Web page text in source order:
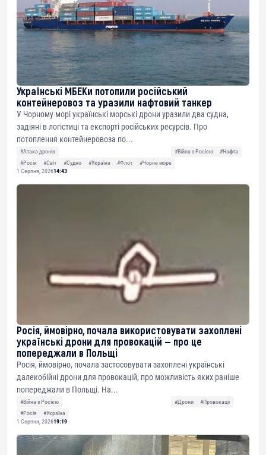
Українські МБЕКи потопили російський
контейнеровоз та уразили нафтовий танкер
У Чорному морі українські морські дрони уразили два судна,
задіяні в логістиці та експорті російських ресурсів. Про
потоплення контейнеровоза по...
#Атака дронів #Війна з Росією
#Нафта
#Росія
#Світ #Судно #Україна #Флот
#Чорне море
1 Серпня, 202614:43
Росія, ймовірно, почала використовувати захоплені
українські дрони для провокацій — про це
попереджали в Польщі
Росія, ймовірно, почала застосовувати захоплені українські
далекобійні дрони для провокацій, про можливість яких раніше
попереджали в Польщі. На...
#Війна з Росією #Дрони
#Провокації
#Росія
#Україна
1 Серпня, 202619:19